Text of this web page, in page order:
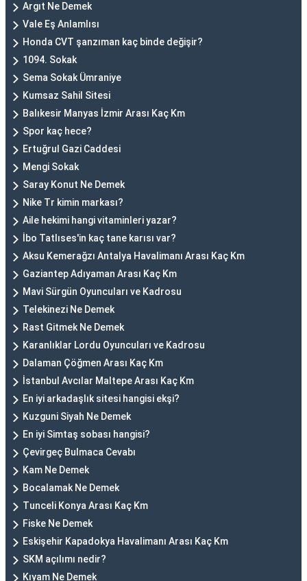
Argıt Ne Demek
Vale Eş Anlamlısı
Honda CVT şanzıman kaç binde değişir?
1094. Sokak
Sema Sokak Ümraniye
Kumsaz Sahil Sitesi
Balıkesir Manyas İzmir Arası Kaç Km
Spor kaç hece?
Ertuğrul Gazi Caddesi
Mengi Sokak
Saray Konut Ne Demek
Nike Tr kimin markası?
Aile hekimi hangi vitaminleri yazar?
İbo Tatlıses'in kaç tane karısı var?
Aksu Kemerağzı Antalya Havalimanı Arası Kaç Km
Gaziantep Adıyaman Arası Kaç Km
Mavi Sürgün Oyuncuları ve Kadrosu
Telekinezi Ne Demek
Rast Gitmek Ne Demek
Karanlıklar Lordu Oyuncuları ve Kadrosu
Dalaman Çöğmen Arası Kaç Km
İstanbul Avcılar Maltepe Arası Kaç Km
En iyi arkadaşlık sitesi hangisi ekşi?
Kuzguni Siyah Ne Demek
En iyi Simtaş sobası hangisi?
Çevirgeç Bulmaca Cevabı
Kam Ne Demek
Bocalamak Ne Demek
Tunceli Konya Arası Kaç Km
Fiske Ne Demek
Eskişehir Kapadokya Havalimanı Arası Kaç Km
SKM açılımı nedir?
Kıyam Ne Demek